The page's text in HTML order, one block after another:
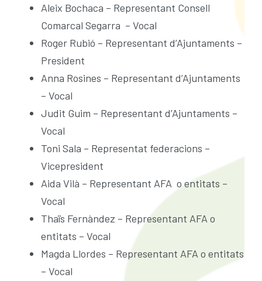
RÁNQUING PÀDEL SANT GUIM 25-26
ESCOLA BTT 2.0 CURS 25-26
Aleix Bochaca – Representant Consell
Comarcal Segarra – Vocal
Roger Rubió – Representant d’Ajuntaments –
President
Anna Rosines – Representant d’Ajuntaments
– Vocal
Judit Guim – Representant d’Ajuntaments –
Vocal
Toni Sala – Representat federacions –
Vicepresident
Aida Vilà – Representant AFA o entitats –
Vocal
Thaïs Fernàndez – Representant AFA o
entitats – Vocal
Magda Llordes – Representant AFA o entitats
– Vocal